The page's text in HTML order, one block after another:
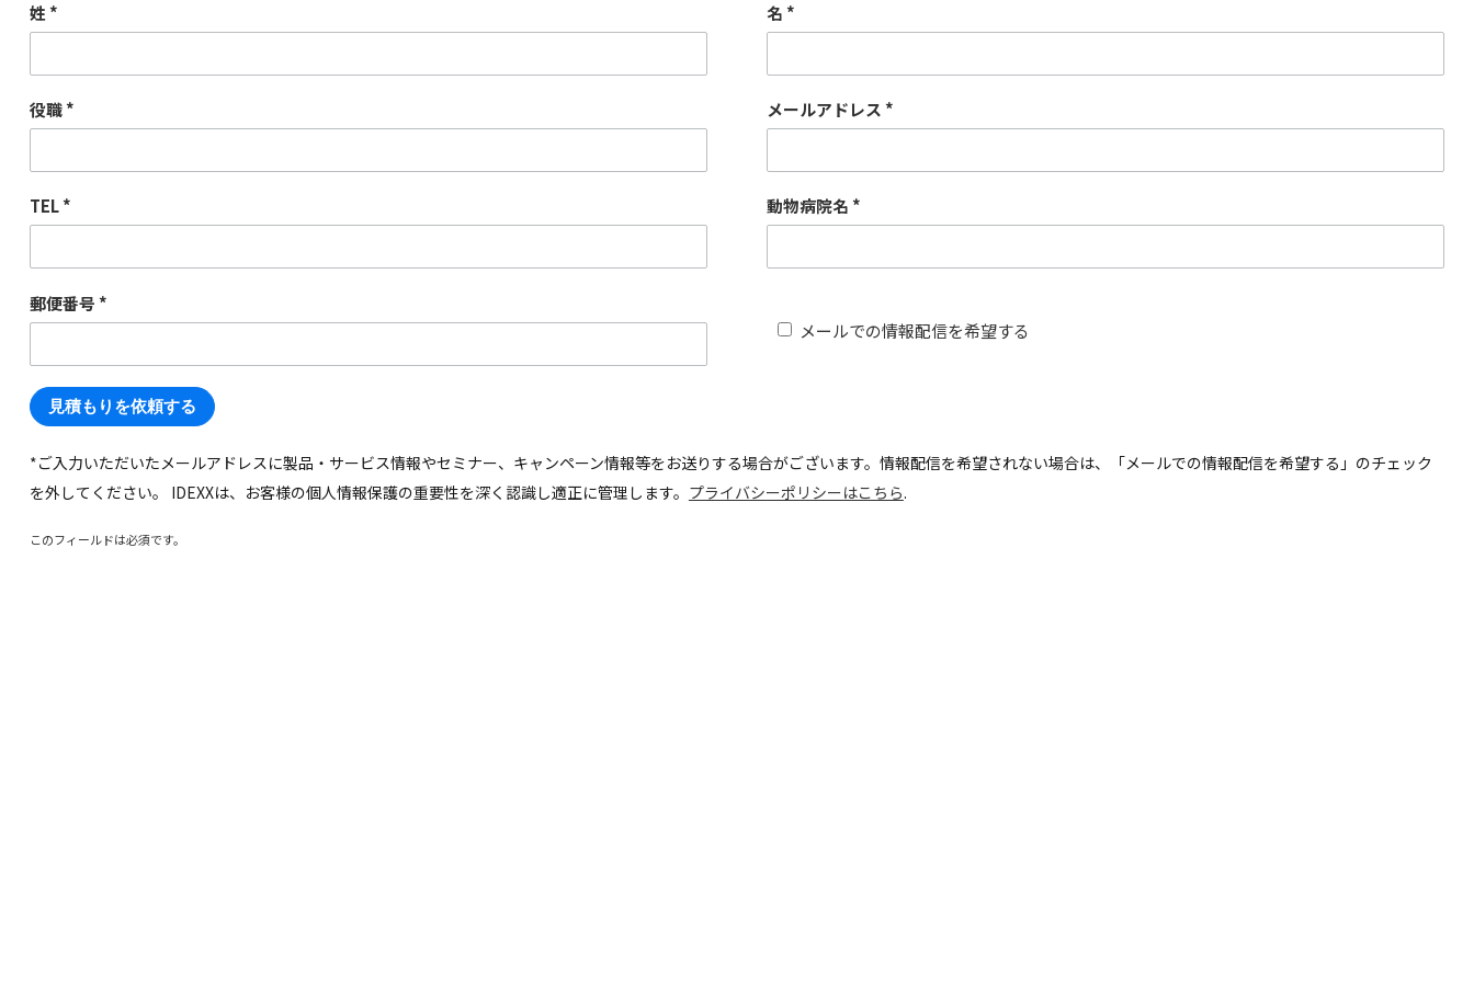
姓 名
役職 メールアドレス
TEL 動物病院名
郵便番号
メールでの情報配信を希望する
*ご入力いただいたメールアドレスに製品・サービス情報やセミナー、キャンペーン情報等をお送りする場合がございます。情報配信を希望されない場合は、「メールでの情報配信を希望する」のチェック
を外してください。 IDEXXは、お客様の個人情報保護の重要性を深く認識し適正に管理します。 プライバシーポリシーはこちら.
このフィールドは必須です。